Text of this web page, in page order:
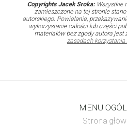
Copyrights Jacek Sroka:Wszystkie
zamieszczone na tej stronie
autorskiego. Powielanie,
wykorzystanie całości lub części
materiałów bez zgody autora jest
zasadach korzystania
MENU
Strona